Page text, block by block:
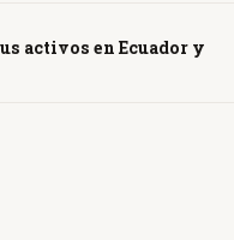
activos en Ecuador y